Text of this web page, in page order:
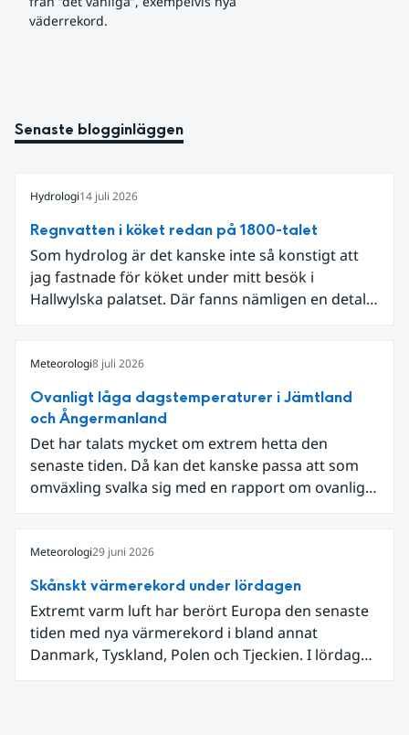
väderrekord.
Senaste blogginläggen
Hydrologi14 juli 2026
Regnvatten i köket redan på 1800-talet
Som hydrolog är det kanske inte så konstigt att
jag fastnade för köket under mitt besök i
Hallwylska palatset. Där fanns nämligen en detalj
Meteorologi8 juli 2026
Ovanligt låga dagstemperaturer i Jämtland
och Ångermanland
Det har talats mycket om extrem hetta den
senaste tiden. Då kan det kanske passa att som
omväxling svalka sig med en rapport om ovanligt
Meteorologi29 juni 2026
Skånskt värmerekord under lördagen
Extremt varm luft har berört Europa den senaste
tiden med nya värmerekord i bland annat
Danmark, Tyskland, Polen och Tjeckien. I lördags